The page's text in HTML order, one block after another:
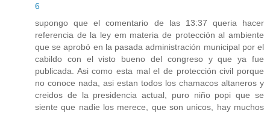
6
supongo que el comentario de las 13:37 queria hacer
referencia de la ley em materia de protección al ambiente
que se aprobó en la pasada administración municipal por el
cabildo con el visto bueno del congreso y que ya fue
publicada. Asi como esta mal el de protección civil porque
no conoce nada, asi estan todos los chamacos altaneros y
creidos de la presidencia actual, puro niño popi que se
siente que nadie los merece, que son unicos, hay muchos